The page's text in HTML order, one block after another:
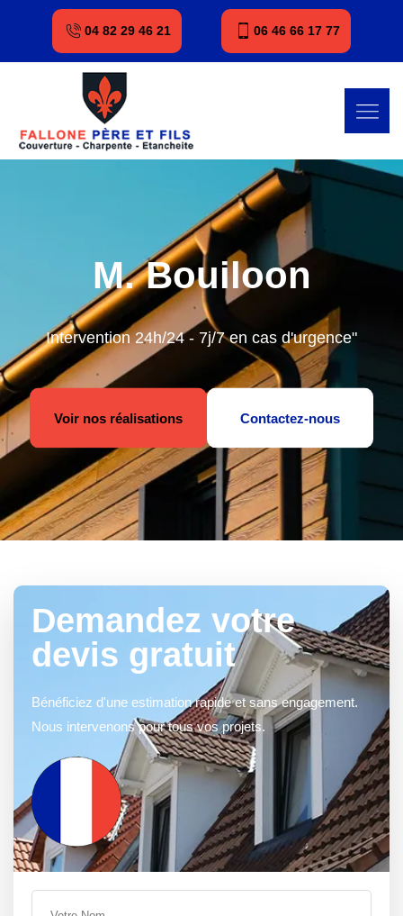
04 82 29 46 21 06 46 66 17 77
M. Bouiloon
Intervention 24h/24 - 7j/7 en cas d'urgence"
Voir nos réalisations Contactez-nous
Demandez votre
devis gratuit
Bénéficiez d'une estimation rapide et sans engagement.
Nous intervenons pour tous vos projets.